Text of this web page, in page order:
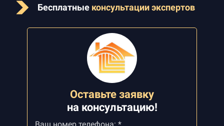
Бесплатные консультации экспертов
Оставьте заявку
на консультацию!